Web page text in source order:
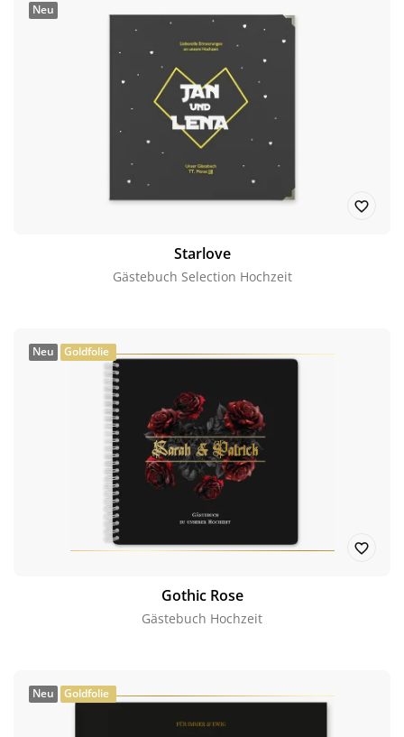
Neu
Starlove
Gästebuch Selection Hochzeit
Neu Goldfolie
Gothic Rose
Gästebuch Hochzeit
Neu Goldfolie